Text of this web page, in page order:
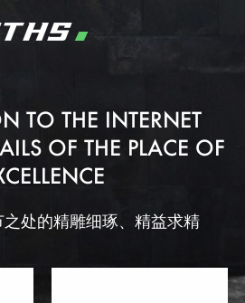
TO THE INTERNET
OF THE PLACE OF
处的精雕细琢、精益求精